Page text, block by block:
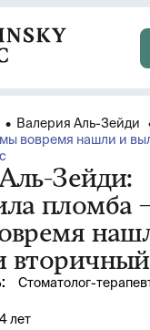
• Валерия Аль-Зейди
вовремя нашли и
Зейди:
пломба
: Стоматолог-
лет